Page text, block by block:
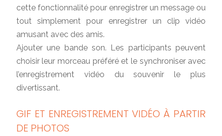
cette fonctionnalité pour enregistrer un message ou
tout simplement pour enregistrer un clip vidéo
amusant avec des amis.
Ajouter une bande son. Les participants peuvent
choisir leur morceau préféré et le synchroniser avec
l’enregistrement vidéo du souvenir le plus
divertissant.
GIF ET ENREGISTREMENT VIDÉO À PARTIR
DE PHOTOS